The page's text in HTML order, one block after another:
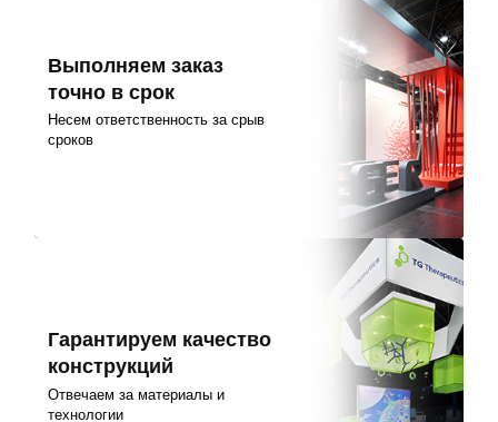
Выполняем заказ
точно в срок
Несем ответственность за срыв
сроков
Гарантируем качество
конструкций
Отвечаем за материалы и
технологии